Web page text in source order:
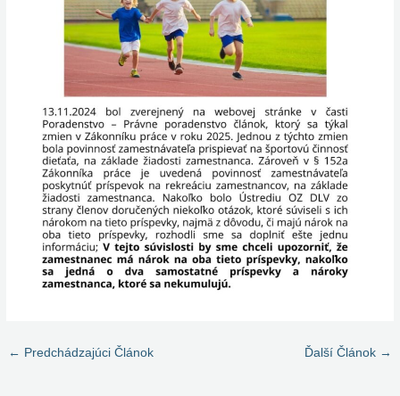
← Predchádzajúci Článok Ďalší Článok →